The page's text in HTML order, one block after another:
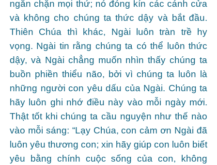
ngăn chặn mọi thứ; nó đóng kín các cánh cửa
và không cho chúng ta thức dậy và bắt đầu.
Thiên Chúa thì khác, Ngài luôn tràn trề hy
vọng. Ngài tin rằng chúng ta có thể luôn thức
dậy, và Ngài chẳng muốn nhìn thấy chúng ta
buồn phiền thiểu não, bởi vì chúng ta luôn là
những người con yêu dấu của Ngài. Chúng ta
hãy luôn ghi nhớ điều này vào mỗi ngày mới.
Thật tốt khi chúng ta cầu nguyện như thế nào
vào mỗi sáng: “Lạy Chúa, con cảm ơn Ngài đã
luôn yêu thương con; xin hãy giúp con luôn biết
yêu bằng chính cuộc sống của con, không